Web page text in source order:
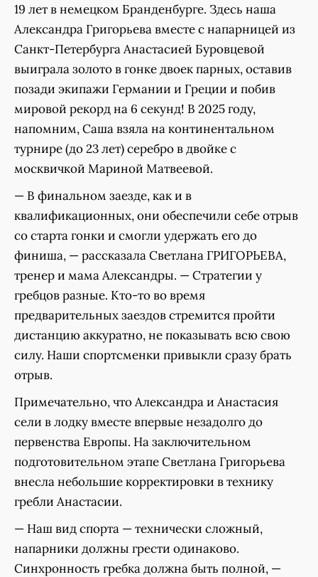
19 лет в немецком Бранденбурге. Здесь наша
Александра Григорьева вместе с напарницей из
Санкт-Петербурга Анастасией Буровцевой
выиграла золото в гонке двоек парных, оставив
позади экипажи Германии и Греции и побив
мировой рекорд на 6 секунд! В 2025 году,
напомним, Саша взяла на континентальном
турнире (до 23 лет) серебро в двойке с
москвичкой Мариной Матвеевой.
— В финальном заезде, как и в
квалификационных, они обеспечили себе отрыв
со старта гонки и смогли удержать его до
финиша, — рассказала Светлана ГРИГОРЬЕВА,
тренер и мама Александры. — Стратегии у
гребцов разные. Кто-то во время
предварительных заездов стремится пройти
дистанцию аккуратно, не показывать всю свою
силу. Наши спортсменки привыкли сразу брать
отрыв.
Примечательно, что Александра и Анастасия
сели в лодку вместе впервые незадолго до
первенства Европы. На заключительном
подготовительном этапе Светлана Григорьева
внесла небольшие корректировки в технику
гребли Анастасии.
— Наш вид спорта — технически сложный,
напарники должны грести одинаково.
Синхронность гребка должна быть полной, —